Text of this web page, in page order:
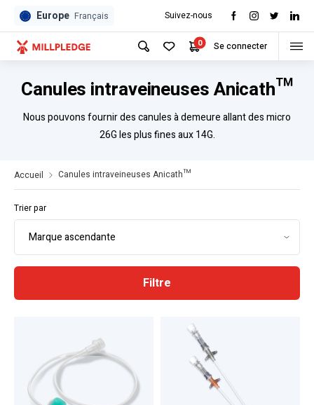
Europe Français Suivez-nous
0 Se connecter
Canules intraveineuses Anicath™
Nous pouvons fournir des canules à demeure allant des micro
26G les plus fines aux 14G.
Accueil Canules intraveineuses Anicath™
Trier par
Filtre